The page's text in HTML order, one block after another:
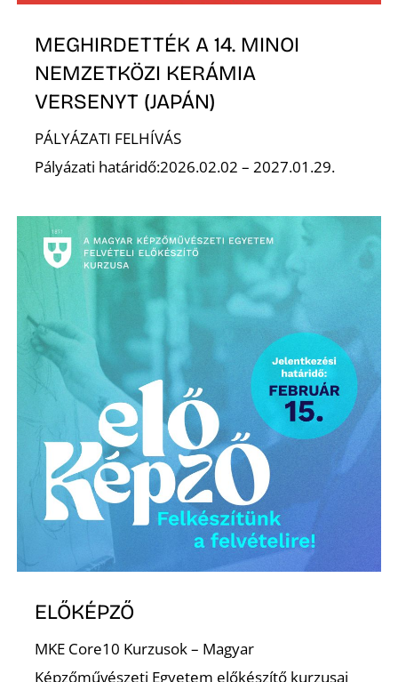
MEGHIRDETTÉK A 14. MINOI
NEMZETKÖZI KERÁMIA
VERSENYT (JAPÁN)
PÁLYÁZATI FELHÍVÁS
Pályázati határidő:2026.02.02 – 2027.01.29.
ELŐKÉPZŐ
MKE Core10 Kurzusok – Magyar
Képzőművészeti Egyetem előkészítő kurzusai